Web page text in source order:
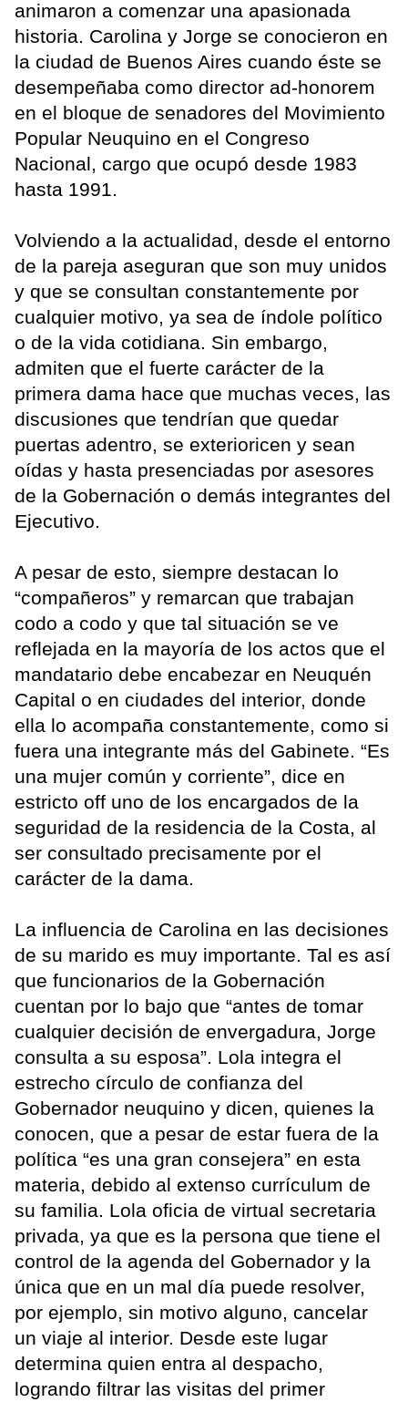
animaron a comenzar una apasionada
historia. Carolina y Jorge se conocieron en
la ciudad de Buenos Aires cuando éste se
desempeñaba como director ad-honorem
en el bloque de senadores del Movimiento
Popular Neuquino en el Congreso
Nacional, cargo que ocupó desde 1983
hasta 1991.
Volviendo a la actualidad, desde el entorno
de la pareja aseguran que son muy unidos
y que se consultan constantemente por
cualquier motivo, ya sea de índole político
o de la vida cotidiana. Sin embargo,
admiten que el fuerte carácter de la
primera dama hace que muchas veces, las
discusiones que tendrían que quedar
puertas adentro, se exterioricen y sean
oídas y hasta presenciadas por asesores
de la Gobernación o demás integrantes del
Ejecutivo.
A pesar de esto, siempre destacan lo
“compañeros” y remarcan que trabajan
codo a codo y que tal situación se ve
reflejada en la mayoría de los actos que el
mandatario debe encabezar en Neuquén
Capital o en ciudades del interior, donde
ella lo acompaña constantemente, como si
fuera una integrante más del Gabinete. “Es
una mujer común y corriente”, dice en
estricto off uno de los encargados de la
seguridad de la residencia de la Costa, al
ser consultado precisamente por el
carácter de la dama.
La influencia de Carolina en las decisiones
de su marido es muy importante. Tal es así
que funcionarios de la Gobernación
cuentan por lo bajo que “antes de tomar
cualquier decisión de envergadura, Jorge
consulta a su esposa”. Lola integra el
estrecho círculo de confianza del
Gobernador neuquino y dicen, quienes la
conocen, que a pesar de estar fuera de la
política “es una gran consejera” en esta
materia, debido al extenso currículum de
su familia. Lola oficia de virtual secretaria
privada, ya que es la persona que tiene el
control de la agenda del Gobernador y la
única que en un mal día puede resolver,
por ejemplo, sin motivo alguno, cancelar
un viaje al interior. Desde este lugar
determina quien entra al despacho,
logrando filtrar las visitas del primer